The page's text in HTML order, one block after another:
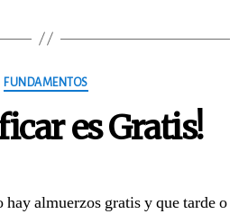
Categories
FUNDAMENTOS
es Gratis!
almuerzos gratis y que tarde o